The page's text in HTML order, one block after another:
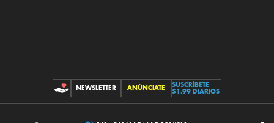
CONTRIBUCIONES
NEWSLETTER ANÚNCIATE
SUSCRÍBETE
$1.99 DIARIOS